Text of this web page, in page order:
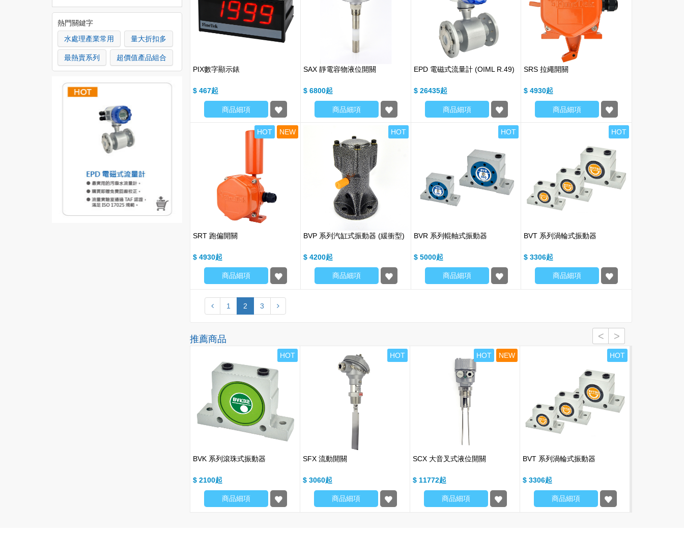
熱門關鍵字
水處理產業常用
量大折扣多
最熱賣系列 超價值產品組合
PIX數字顯示錶
$ 467
商品細項
SAX 靜電容物液位開關
$ 6800
商品細項
EPD 電磁式流量計 (OIML R.49)
$ 26435
商品細項
SRS 拉繩開關
$ 4930
商品細項
HOT NEW
SRT 跑偏開關
$ 4930
商品細項
HOT
BVP 系列汽缸式振動器 (緩衝型)
$ 4200
商品細項
HOT
BVR 系列輥軸式振動器
$ 5000
商品細項
HOT
BVT 系列渦輪式振動器
$ 3306
商品細項
1 2 3
推薦商品
HOT
BVK 系列滾珠式振動器
$ 2100
商品細項
HOT
SFX 流動開關
$ 3060
商品細項
HOT NEW
SCX 大音叉式液位開關
$ 11772
商品細項
HOT
BVT 系列渦輪式振動器
$ 3306
商品細項